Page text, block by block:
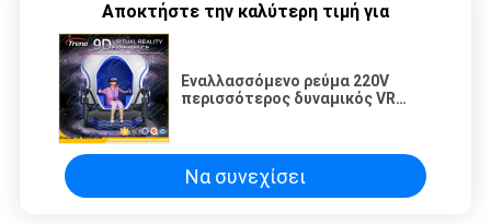
Αποκτήστε την καλύτερη τιμή για
Εναλλασσόμενο ρεύμα 220V
περισσότερος δυναμικός VR
παιχνίδι χωριστά
Να συνεχίσει